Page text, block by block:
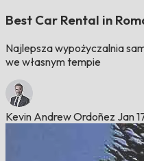
Best Car Rental in
Najlepsza wypożyczalnia
we własnym tempie
Kevin Andrew Ordoñez Jan